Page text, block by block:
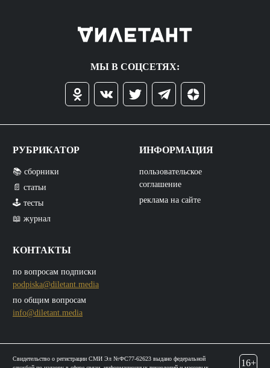
МЫ В СОЦСЕТЯХ:
РУБРИКАТОР
📚 сборники
📄 статьи
🕹️ тесты
📖 журнал
КОНТАКТЫ
по вопросам подписки
podpiska@diletant.media
по общим вопросам
info@diletant.media
ИНФОРМАЦИЯ
пользовательское
соглашение
реклама на сайте
Свидетельство о регистрации СМИ Эл №ФС77-62623 выдано федеральной
16+